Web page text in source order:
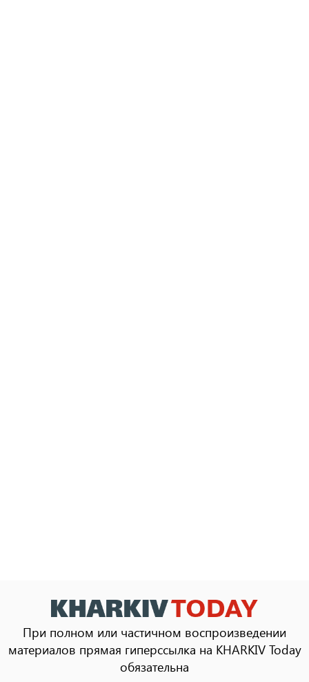
При полном или частичном воспроизведении
материалов прямая гиперссылка на KHARKIV Today
обязательна